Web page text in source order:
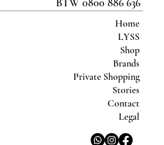
Home
LYSS
Shop
Brands
Private Shopping
Stories
Contact
Legal